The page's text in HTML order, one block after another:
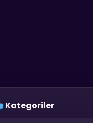
Kategoriler